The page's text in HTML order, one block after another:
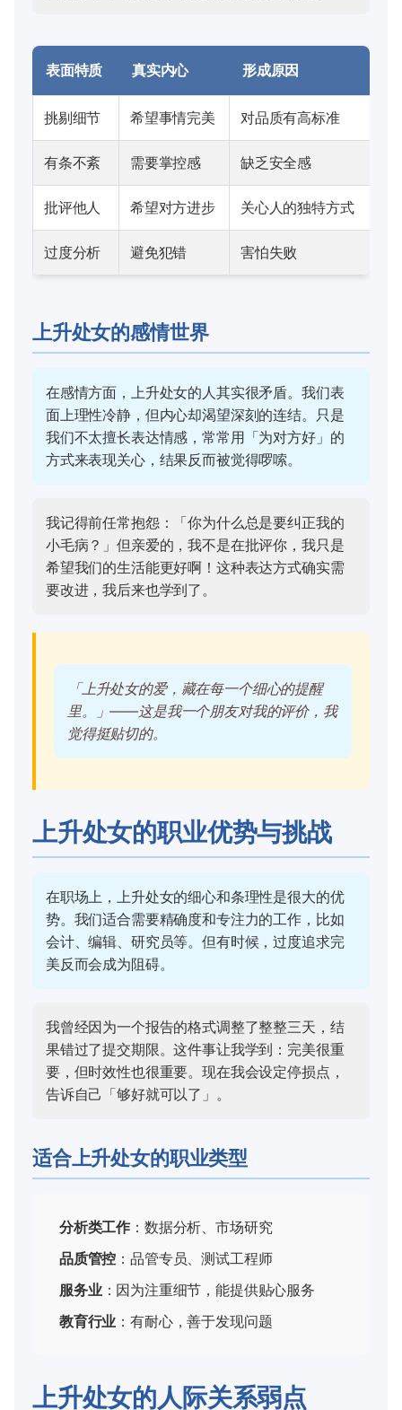
表面特质 真实内心 形成原因
挑剔细节 希望事情完美 对品质有高标准
有条不紊 需要掌控感 缺乏安全感
批评他人 希望对方进步 关心人的独特方式
过度分析 避免犯错 害怕失败
上升处女的感情世界
在感情方面，上升处女的人其实很矛盾。我们表
面上理性冷静，但内心却渴望深刻的连结。只是
我们不太擅长表达情感，常常用「为对方好」的
方式来表现关心，结果反而被觉得啰嗦。
我记得前任常抱怨：「你为什么总是要纠正我的
小毛病？」但亲爱的，我不是在批评你，我只是
希望我们的生活能更好啊！这种表达方式确实需
要改进，我后来也学到了。
「上升处女的爱，藏在每一个细心的提醒
里。」——这是我一个朋友对我的评价，我
觉得挺贴切的。
上升处女的职业优势与挑战
在职场上，上升处女的细心和条理性是很大的优
势。我们适合需要精确度和专注力的工作，比如
会计、编辑、研究员等。但有时候，过度追求完
美反而会成为阻碍。
我曾经因为一个报告的格式调整了整整三天，结
果错过了提交期限。这件事让我学到：完美很重
要，但时效性也很重要。现在我会设定停损点，
告诉自己「够好就可以了」。
适合上升处女的职业类型
分析类工作 ：数据分析、市场研究
品质管控 ：品管专员、测试工程师
服务业：因为注重细节，能提供贴心服务
教育行业 ：有耐心，善于发现问题
上升处女的人际关系弱点